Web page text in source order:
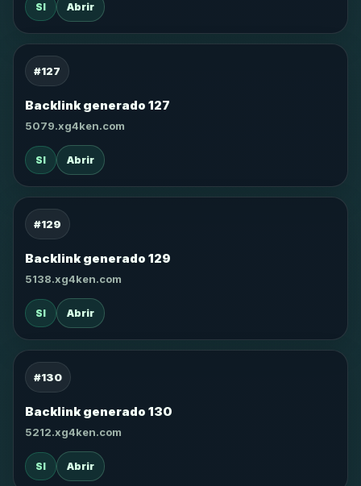
SI Abrir
#127
Backlink generado 127
5079.xg4ken.com
SI Abrir
#129
Backlink generado 129
5138.xg4ken.com
SI Abrir
#130
Backlink generado 130
5212.xg4ken.com
SI Abrir